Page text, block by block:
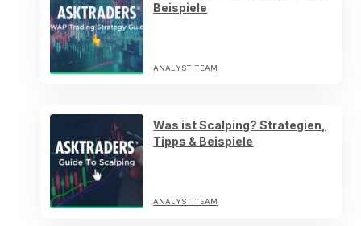
Beispiele
ANALYST TEAM
Was ist Scalping? Strategien,
Tipps & Beispiele
ANALYST TEAM